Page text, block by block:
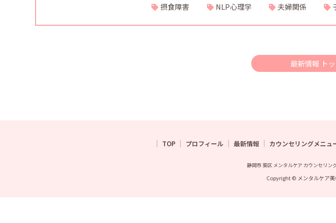
摂食障害
NLP心理学 夫婦関係
最新情報 ト
TOP プロフィール 最新情報 カウンセリングメニュ
静岡市 葵区 メンタルケア カウンセリン
Copyright © メンタルケア美